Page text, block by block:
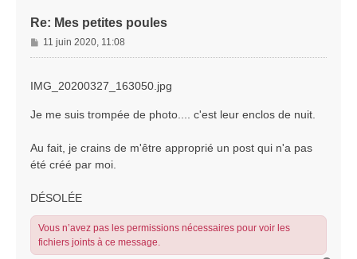
Re: Mes petites poules
M
e
s
g
11 juin 2020, 11:08
IMG_20200327_163050.jpg
Je me suis trompée de photo.... c'est leur enclos de nuit.
Au fait, je crains de m'être approprié un post qui n'a pas
été créé par moi.
DÉSOLÉE
Vous n’avez pas les permissions nécessaires pour voir les
fichiers joints à ce message.